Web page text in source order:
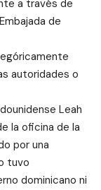
a través de
de
autoridades o
Leah
la oficina de la
por una
tuvo
dominicano ni